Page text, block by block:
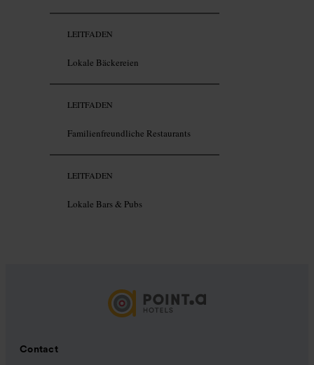
LEITFADEN
Lokale Bäckereien
LEITFADEN
Familienfreundliche Restaurants
LEITFADEN
Lokale Bars & Pubs
Contact